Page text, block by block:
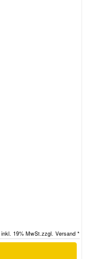
inkl. 19% MwSt.zzgl. Versand *